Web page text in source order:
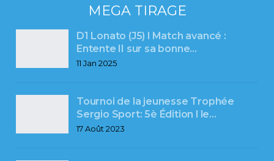
MEGA TIRAGE
D1 Lonato (J5) l Match avancé :
Entente II sur sa bonne…
11 Jan 2025
Tournoi de la jeunesse Trophée
Sergio Sport: 5è Édition l le…
17 Août 2023